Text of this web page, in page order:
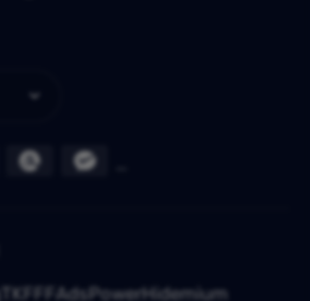
TKFFF AdsPowerHidemium